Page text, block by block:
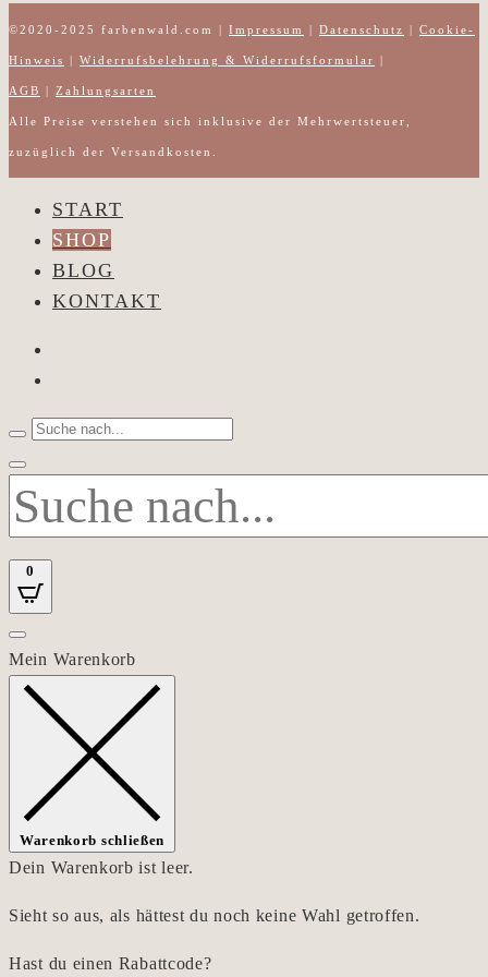
©2020-2025 farbenwald.com | Impressum Datenschutz Cookie-
Hinweis Widerrufsbelehrung & Widerrufsformular
AGB Zahlungsarten
Alle Preise verstehen sich inklusive der Mehrwertsteuer,
zuzüglich der Versandkosten.
START
SHOP
BLOG
KONTAKT
0
Mein Warenkorb
Warenkorb schließen
Dein Warenkorb ist leer.
Sieht so aus, als hättest du noch keine Wahl getroffen.
Hast du einen Rabattcode?